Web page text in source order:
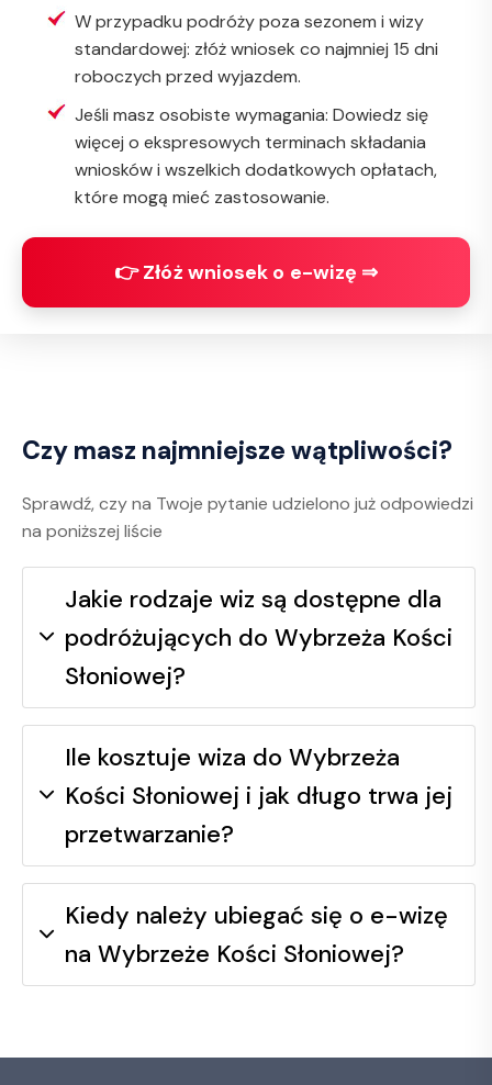
W przypadku podróży poza sezonem i wizy
standardowej: złóż wniosek co najmniej 15 dni
roboczych przed wyjazdem.
Jeśli masz osobiste wymagania: Dowiedz się
więcej o ekspresowych terminach składania
wniosków i wszelkich dodatkowych opłatach,
które mogą mieć zastosowanie.
👉 Złóż wniosek o e-wizę ⇒
Czy masz najmniejsze wątpliwości?
Sprawdź, czy na Twoje pytanie udzielono już odpowiedzi
na poniższej liście
Jakie rodzaje wiz są dostępne dla
podróżujących do Wybrzeża Kości
Słoniowej?
Ile kosztuje wiza do Wybrzeża
Kości Słoniowej i jak długo trwa jej
przetwarzanie?
Kiedy należy ubiegać się o e-wizę
na Wybrzeże Kości Słoniowej?